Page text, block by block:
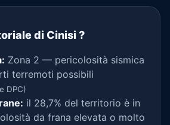
di Cinisi ?
Zona 2 — pericolosità sismica
terremoti possibili
DPC)
il 28,7% del territorio è in
da frana elevata o molto